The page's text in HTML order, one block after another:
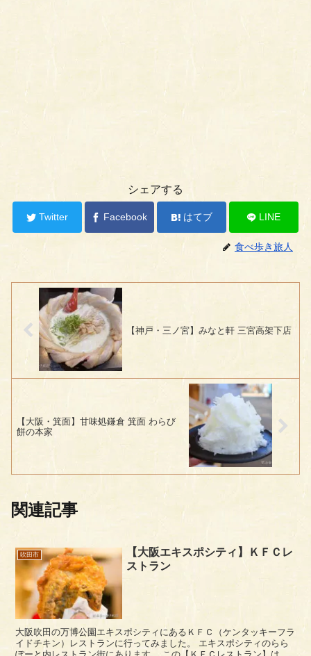
シェアする
Twitter Facebook はてブ LINE
食べ歩き旅人
【神戸・三ノ宮】みなと軒 三宮高架下店
【大阪・箕面】甘味処鎌倉 箕面 わらび
餅の本家
関連記事
吹田市
【大阪エキスポシティ】ＫＦＣレ
ストラン
大阪吹田の万博公園エキスポシティにあるＫＦＣ（ケンタッキーフラ
イドチキン）レストランに行ってみました。 エキスポシティのらら